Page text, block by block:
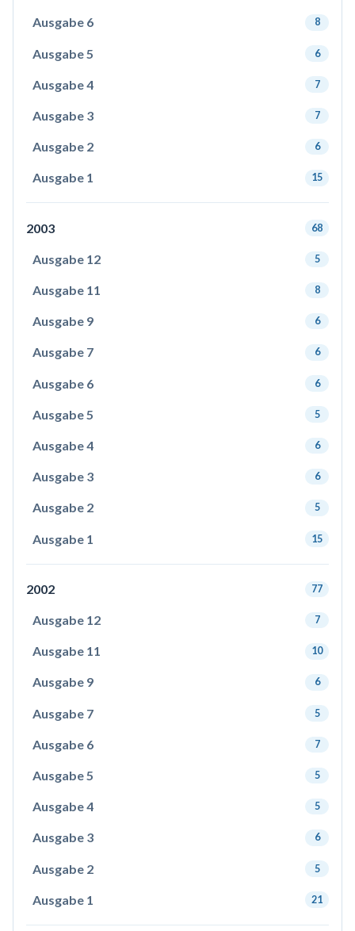
Ausgabe 6 8
Ausgabe 5 6
Ausgabe 4 7
Ausgabe 3 7
Ausgabe 2 6
Ausgabe 1 15
2003 68
Ausgabe 12 5
Ausgabe 11 8
Ausgabe 9 6
Ausgabe 7 6
Ausgabe 6 6
Ausgabe 5 5
Ausgabe 4 6
Ausgabe 3 6
Ausgabe 2 5
Ausgabe 1 15
2002 77
Ausgabe 12 7
Ausgabe 11 10
Ausgabe 9 6
Ausgabe 7 5
Ausgabe 6 7
Ausgabe 5 5
Ausgabe 4 5
Ausgabe 3 6
Ausgabe 2 5
Ausgabe 1 21